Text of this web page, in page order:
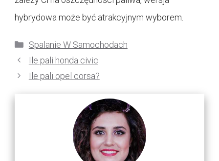
hybrydowa może być atrakcyjnym wyborem.
Kategorie
Spalanie W Samochodach
Ile pali honda civic
Ile pali opel corsa?